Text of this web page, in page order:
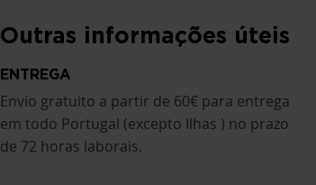
Outras informações úteis
ENTREGA
Envio gratuito a partir de 60€ para entrega
em todo Portugal (excepto Ilhas ) no prazo
de 72 horas laborais.